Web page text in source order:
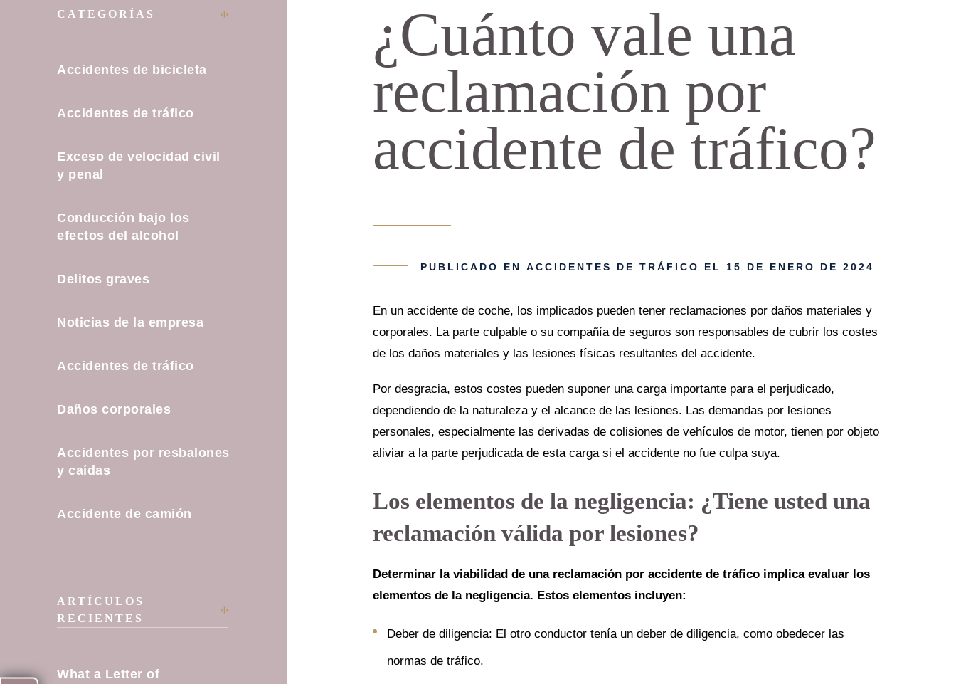
¿Cuánto vale una
reclamación por
accidente de tráfico?
PUBLICADO ENACCIDENTES DE TRÁFICO EL 15 DE ENERO DE 2024
En un accidente de coche, los implicados pueden tener reclamaciones por daños materiales y
corporales. La parte culpable o su compañía de seguros son responsables de cubrir los costes
de los daños materiales y las lesiones físicas resultantes del accidente.
Por desgracia, estos costes pueden suponer una carga importante para el perjudicado,
dependiendo de la naturaleza y el alcance de las lesiones. Las demandas por lesiones
personales, especialmente las derivadas de colisiones de vehículos de motor, tienen por objeto
aliviar a la parte perjudicada de esta carga si el accidente no fue culpa suya.
Los elementos de la negligencia: ¿Tiene usted una
reclamación válida por lesiones?
Determinar la viabilidad de una reclamación por accidente de tráfico implica evaluar los
elementos de la negligencia. Estos elementos incluyen:
Deber de diligencia: El otro conductor tenía un deber de diligencia, como obedecer las
normas de tráfico.
CATEGORÍAS
Accidentes de bicicleta
Accidentes de tráfico
Exceso de velocidad civil
y penal
Conducción bajo los
efectos del alcohol
Delitos graves
Noticias de la empresa
Accidentes de tráfico
Daños corporales
Accidentes por resbalones
y caídas
Accidente de camión
ARTÍCULOS
RECIENTES
What a Letter of